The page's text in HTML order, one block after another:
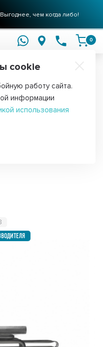
Выгоднее, чем когда либо!
0
ТЭНы для
(1000Вт/1500Вт)
Thermex ISP,
фланец
10943
cookie
работу сайта.
информации
использования